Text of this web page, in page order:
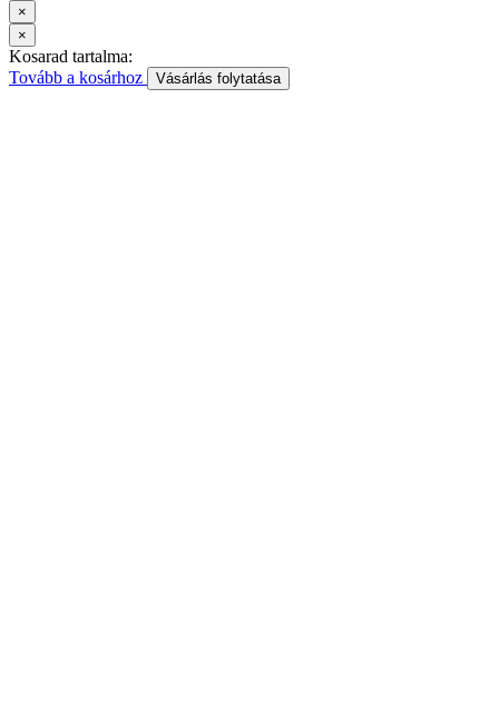
×
×
Kosarad tartalma:
Tovább a kosárhoz
Vásárlás folytatása